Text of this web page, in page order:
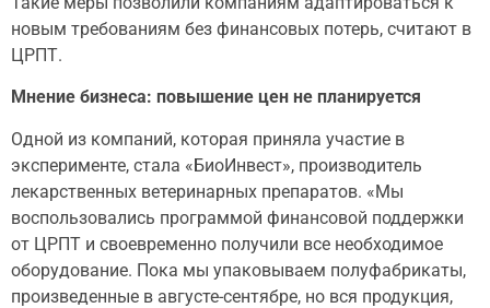
новым требованиям без финансовых потерь, считают в
ЦРПТ.
Мнение бизнеса: повышение цен не планируется
Одной из компаний, которая приняла участие в
эксперименте, стала «БиоИнвест», производитель
лекарственных ветеринарных препаратов. «Мы
воспользовались программой финансовой поддержки
от ЦРПТ и своевременно получили все необходимое
оборудование. Пока мы упаковываем полуфабрикаты,
произведенные в августе-сентябре, но вся продукция,